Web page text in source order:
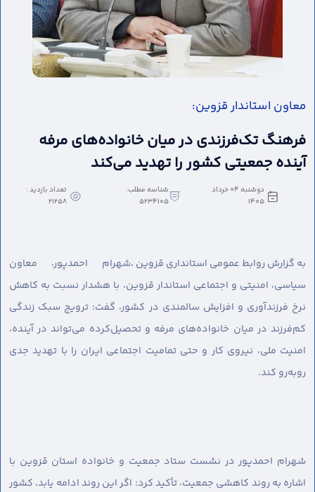
معاون استاندار قزوین:
فرهنگ تک‌فرزندی در میان خانواده‌های مرفه
آینده جمعیتی کشور را تهدید می‌کند
دوشنبه 04 خرداد
1405
شناسه مطلب:
5234105
تعداد بازدید :
21258
به گزارش روابط عمومی استانداری قزوین ،شهرام احمدپور، معاون
سیاسی، امنیتی و اجتماعی استاندار قزوین، با هشدار نسبت به کاهش
نرخ فرزندآوری و افزایش سالمندی در کشور، گفت: ترویج سبک زندگی
کم‌فرزند در میان خانواده‌های مرفه و تحصیل‌کرده می‌تواند در آینده،
امنیت ملی، نیروی کار و حتی تمامیت اجتماعی ایران را با تهدید جدی
روبه‌رو کند.
شهرام احمدپور در نشست ستاد جمعیت و خانواده استان قزوین با
اشاره به روند کاهشی جمعیت، تأکید کرد: اگر این روند ادامه یابد، کشور